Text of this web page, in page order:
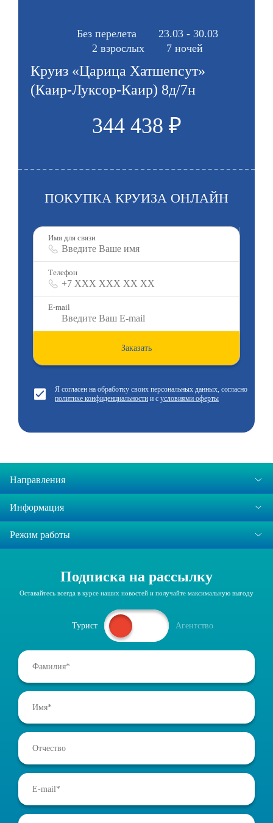
Без перелета
23.03 - 30.03
2 взрослых
7 ночей
Круиз «Царица Хатшепсут»
(Каир-Луксор-Каир) 8д/7н
344 438 ₽
ПОКУПКА КРУИЗА ОНЛАЙН
Имя для связи
Телефон
E-mail
Заказать
Я согласен на обработку своих персональных данных, согласно
политике конфиденциальности и с условиями оферты
Направления
Информация
Режим работы
Подписка на рассылку
Оставайтесь всегда в курсе наших новостей и получайте максимальную выгоду
Турист Агентство